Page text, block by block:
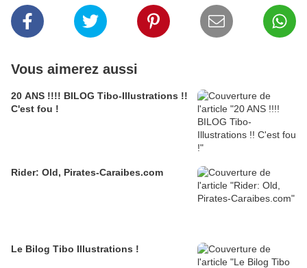
Vous aimerez aussi
20 ANS !!!! BILOG Tibo-Illustrations !!
C'est fou !
Rider: Old, Pirates-Caraibes.com
Le Bilog Tibo Illustrations !